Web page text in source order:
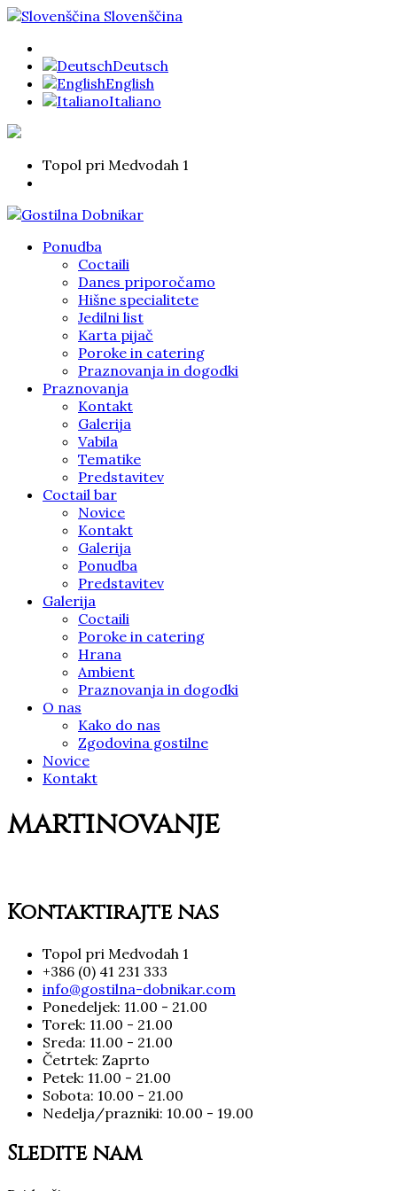
Slovenščina
Deutsch
English
Italiano
Topol pri Medvodah 1
Ponudba
Coctaili
Danes priporočamo
Hišne specialitete
Jedilni list
Karta pijač
Poroke in catering
Praznovanja in dogodki
Praznovanja
Kontakt
Galerija
Vabila
Tematike
Predstavitev
Coctail bar
Novice
Kontakt
Galerija
Ponudba
Predstavitev
Galerija
Coctaili
Poroke in catering
Hrana
Ambient
Praznovanja in dogodki
O nas
Kako do nas
Zgodovina gostilne
Novice
Kontakt
martinovanje
Kontaktirajte nas
Topol pri Medvodah 1
+386 (0) 41 231 333
info@gostilna-dobnikar.com
Ponedeljek: 11.00 - 21.00
Torek: 11.00 - 21.00
Sreda: 11.00 - 21.00
Četrtek: Zaprto
Petek: 11.00 - 21.00
Sobota: 10.00 - 21.00
Nedelja/prazniki: 10.00 - 19.00
Sledite nam